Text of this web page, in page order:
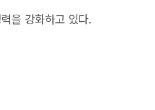
을 강화하고 있다.